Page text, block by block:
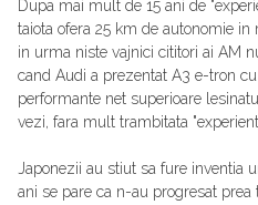
Dupa mai mult de 15 ani de
taiota ofera 25 km de autonomie
in urma niste vajnici cititori ai AM
cand Audi a prezentat A3 e-tron
performante net superioare
vezi, fara mult trambitata
Japonezii au stiut sa fure inventia
ani se pare ca n-au progresat